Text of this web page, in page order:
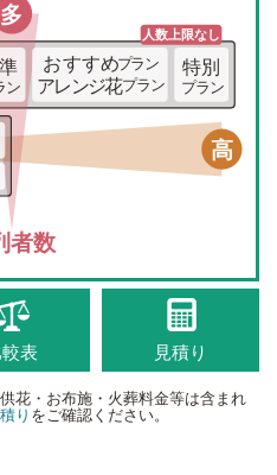
者数
特別
プラン
高
人数上限なし
多
ン
おすすめプラン
アレンジ花プラン
較表 見積り
花・お布施・火葬料金等は含まれ
り をご確認ください。